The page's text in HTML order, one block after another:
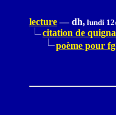
lecture — dh, lundi
citation de
poème pour